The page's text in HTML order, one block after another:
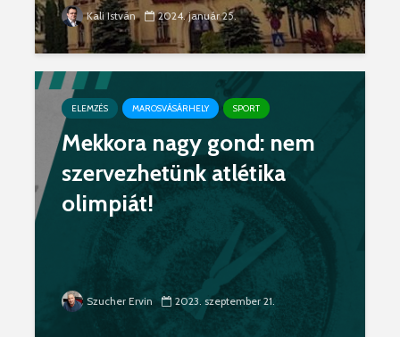
Kali István 2024. január 25.
ELEMZÉS MAROSVÁSÁRHELY SPORT
Mekkora nagy gond: nem
szervezhetünk atlétika
olimpiát!
Szucher Ervin 2023. szeptember 21.